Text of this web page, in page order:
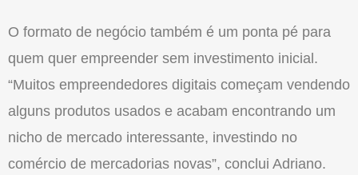
O formato de negócio também é um ponta pé para
quem quer empreender sem investimento inicial.
“Muitos empreendedores digitais começam vendendo
alguns produtos usados e acabam encontrando um
nicho de mercado interessante, investindo no
comércio de mercadorias novas”, conclui Adriano.